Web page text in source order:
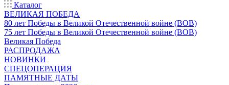
Каталог
ВЕЛИКАЯ ПОБЕДА
80 лет Победы в Великой Отечественной войне (ВОВ)
75 лет Победы в Великой Отечественной войне (ВОВ)
Великая Победа
РАСПРОДАЖА
НОВИНКИ
СПЕЦОПЕРАЦИЯ
ПАМЯТНЫЕ ДАТЫ